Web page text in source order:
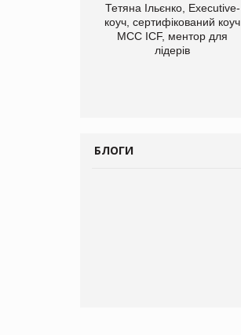
Тетяна Ільєнко, Executive-
коуч, сертифікований коуч
МСС ICF, ментор для
лідерів
БЛОГИ